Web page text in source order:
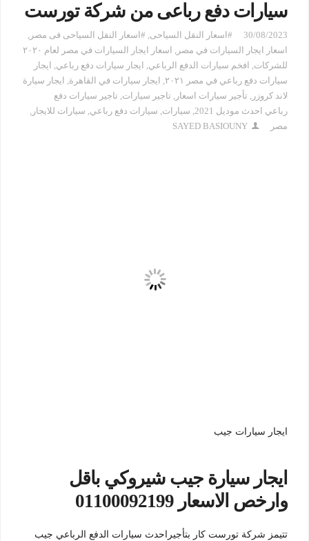
سيارات دفع رباعى من شركة تورست
30/08/2023 #اسعار النقل السياحى, #اسعار النقل السياحى فى مصر ,
اسعار ايجار السيارات في مصر ,
اسعار ايجار السيارات في مصر لعام ٢٠٢٠
للشركات, افخم سيارات الدفع الرباعي, ايجار سيارات دفع رباعي, ايجار
سيارات دفع رباعي في مصر ٢٠٢١
, ايجار سيارات في القاهرة, ايجار سيارة
لاند كروزر , تأجير سيارات اسعار , تاجير سيارات, تاجير سيارات دفع
رباعي احدث موديل 2021
, سيارات, سيارات دفع رباعي, سيارات للايجار ,
مصر
SAYED BASIOUNY
ايجار سيارات جيب
ايجار سيارة جيب شيروكي باقل
وارخص الاسعار 01100092199
تتيمز شركة تورست كار بتأجيراحدث سيارات الدفع الرباعي جيب